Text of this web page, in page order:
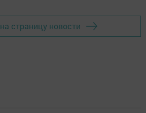
страницу новости